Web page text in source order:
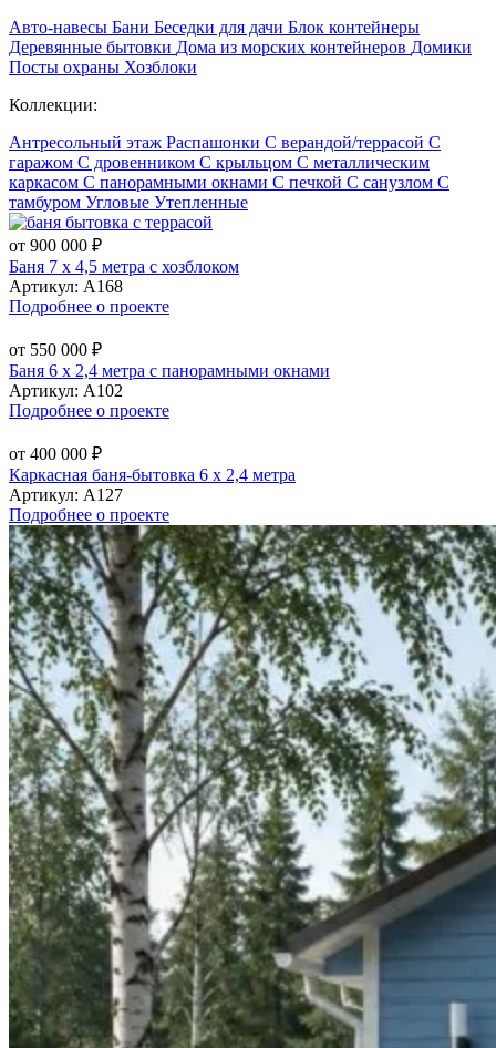
Авто-навесы Бани Беседки для дачи Блок контейнеры
Деревянные бытовки Дома из морских контейнеров Домики
Посты охраны Хозблоки
Коллекции:
Антресольный этаж Распашонки С верандой/террасой С
гаражом С дровенником С крыльцом С металлическим
каркасом С панорамными окнами С печкой С санузлом С
тамбуром Угловые Утепленные
от 900 000 ₽
Баня 7 х 4,5 метра с хозблоком
Артикул: А168
Подробнее о проекте
от 550 000 ₽
Баня 6 х 2,4 метра с панорамными окнами
Артикул: А102
Подробнее о проекте
от 400 000 ₽
Каркасная баня-бытовка 6 х 2,4 метра
Артикул: А127
Подробнее о проекте